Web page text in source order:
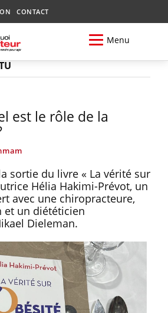
CONTACT
Menu
est le rôle de la
sortie du livre « La vérité sur
Hélia Hakimi-Prévot, un
avec une chiropracteure,
et un diététicien
Dieleman.